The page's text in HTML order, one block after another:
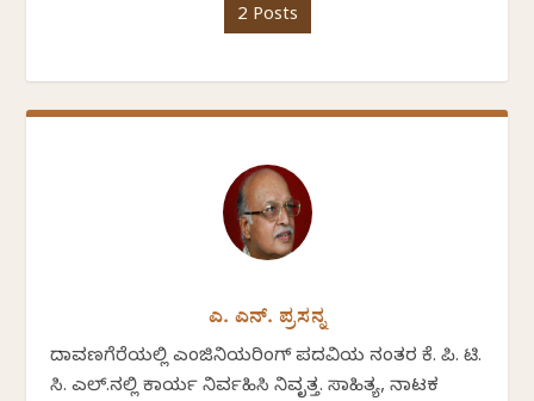
2 Posts
ಎ. ಎನ್. ಪ್ರಸನ್ನ
ದಾವಣಗೆರೆಯಲ್ಲಿ ಎಂಜಿನಿಯರಿಂಗ್ ಪದವಿಯ ನಂತರ ಕೆ. ಪಿ. ಟಿ.
ಸಿ. ಎಲ್.ನಲ್ಲಿ ಕಾರ್ಯ ನಿರ್ವಹಿಸಿ ನಿವೃತ್ತ. ಸಾಹಿತ್ಯ, ನಾಟಕ